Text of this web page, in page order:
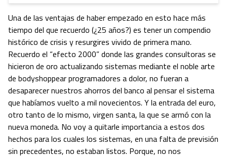
Una de las ventajas de haber empezado en esto hace más
tiempo del que recuerdo (¿25 años?) es tener un compendio
histórico de crisis y resurgires vivido de primera mano.
Recuerdo el “efecto 2000” donde las grandes consultoras se
hicieron de oro actualizando sistemas mediante el noble arte
de bodyshoppear programadores a dolor, no fueran a
desaparecer nuestros ahorros del banco al pensar el sistema
que habíamos vuelto a mil novecientos. Y la entrada del euro,
otro tanto de lo mismo, virgen santa, la que se armó con la
nueva moneda. No voy a quitarle importancia a estos dos
hechos para los cuales los sistemas, en una falta de previsión
sin precedentes, no estaban listos. Porque, no nos